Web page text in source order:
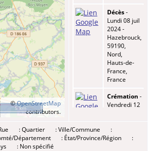
©OpenStreetMap
contributors.
5 km
Décès-
Lundi 08 juil
2024 -
Hazebrouck,
59190,
Nord,
Hauts-de-
France,
France
Crémation -
Vendredi 12
Bethune,
62232, Pas-
: Quartier : Ville/Commune
:
Département
: État/Province/Région
:
: Non spécifié